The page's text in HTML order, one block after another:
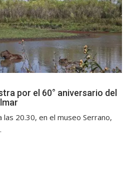
por el 60° aniversario del
20.30, en el museo Serrano,